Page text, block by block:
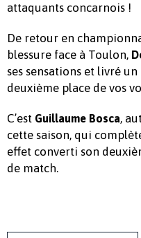
attaquants concarnois !
De retour en
blessure face à Toulon,
ses sensations et livré
deuxième place de vos
C’est Guillaume Bosca,
cette saison, qui
effet converti son
de match.